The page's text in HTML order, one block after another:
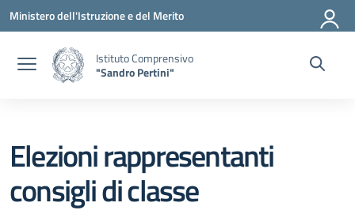
Vai ai contenuti
Vai al menu di navigazione
Vai al footer
Ministero dell'Istruzione e del Merito
Istituto Comprensivo
"Sandro Pertini"
Elezioni rappresentanti
consigli di classe